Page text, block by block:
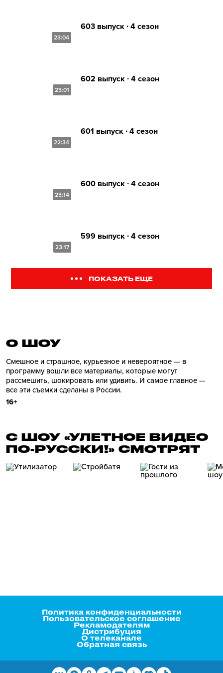
23:04
603 выпуск ∙ 4 сезон
23:01
602 выпуск ∙ 4 сезон
22:34
601 выпуск ∙ 4 сезон
23:14
600 выпуск ∙ 4 сезон
23:17
599 выпуск ∙ 4 сезон
ПОКАЗАТЬ ЕЩЕ
О ШОУ
Смешное и страшное, курьезное и невероятное — в
программу вошли все материалы, которые могут
рассмешить, шокировать или удивить. И самое главное —
все эти съемки сделаны в России.
16+
С ШОУ «УЛЕТНОЕ ВИДЕО
ПО-РУССКИ!» СМОТРЯТ
Политика конфиденциальности
Пользовательское соглашение
Рекламодателям
Дистрибуция
О телеканале
Обратная связь